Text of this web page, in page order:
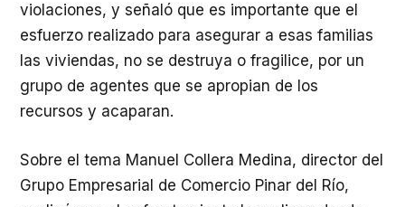
violaciones, y señaló que es importante que el
esfuerzo realizado para asegurar a esas familias
las viviendas, no se destruya o fragilice, por un
grupo de agentes que se apropian de los
recursos y acaparan.
Sobre el tema Manuel Collera Medina, director del
Grupo Empresarial de Comercio Pinar del Río,